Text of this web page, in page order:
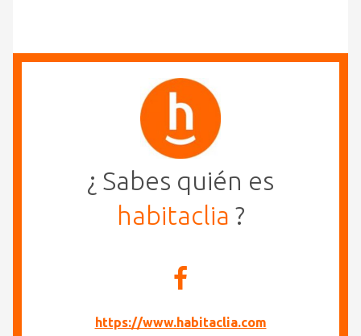
¿ Sabes quién es
habitaclia ?
https://www.habitaclia.com